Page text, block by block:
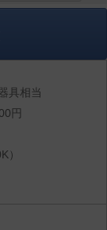
具相当
円
）